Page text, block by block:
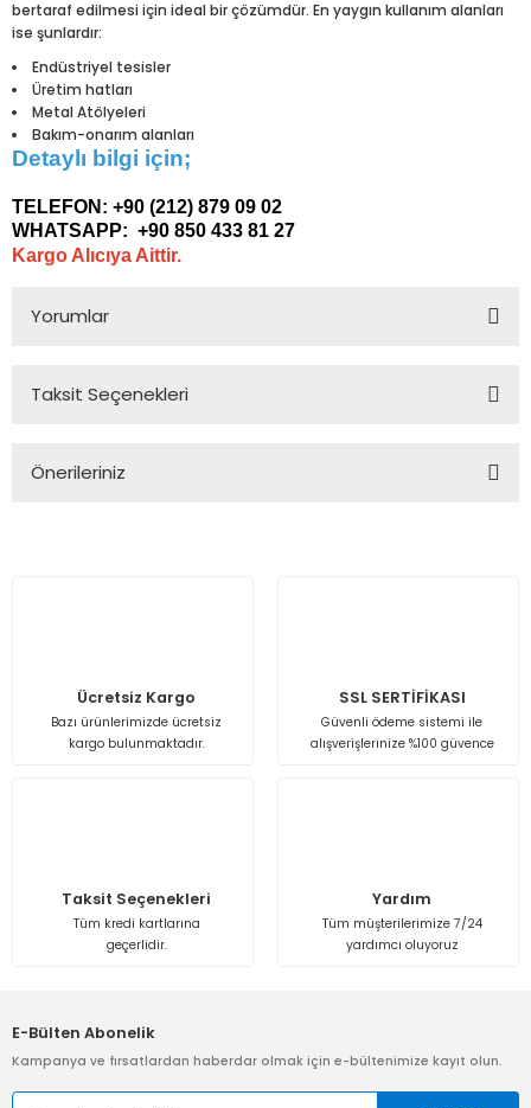
bertaraf edilmesi için ideal bir çözümdür. En yaygın kullanım alanları
ise şunlardır:
Endüstriyel tesisler
Üretim hatları
Metal Atölyeleri
Bakım-onarım alanları
Detaylı bilgi için;
TELEFON: +90 (212) 879 09 02
WHATSAPP: +90 850 433 81 27
Kargo Alıcıya Aittir.
Yorumlar
Taksit Seçenekleri
Önerileriniz
Ürün açıklamasında eksik bilgiler bulunuyor.
Ürün bilgilerinde hatalar bulunuyor.
Ücretsiz Kargo
Bazı ürünlerimizde ücretsiz
kargo bulunmaktadır.
SSL SERTİFİKASI
Güvenli ödeme sistemi ile
alışverişlerinize %100 güvence
Taksit Seçenekleri
Tüm kredi kartlarına
geçerlidir.
Yardım
Tüm müşterilerimize 7/24
yardımcı oluyoruz
E-Bülten Abonelik
Kampanya ve fırsatlardan haberdar olmak için e-bültenimize kayıt olun.